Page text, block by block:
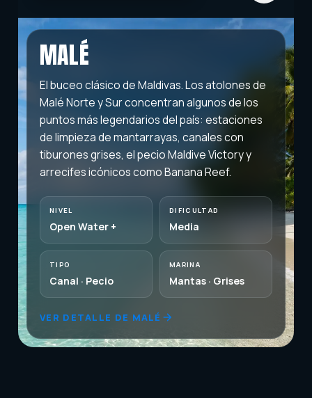
MALÉ
El buceo clásico de Maldivas. Los atolones de
Malé Norte y Sur concentran algunos de los
puntos más legendarios del país: estaciones
de limpieza de mantarrayas, canales con
tiburones grises, el pecio Maldive Victory y
arrecifes icónicos como Banana Reef.
NIVEL
Open Water +
DIFICULTAD
Media
TIPO
Canal · Pecio
MARINA
Mantas · Grises
VER DETALLE DE MALÉ